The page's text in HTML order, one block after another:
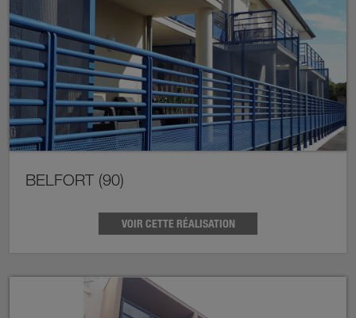
BELFORT (90)
VOIR CETTE RÉALISATION